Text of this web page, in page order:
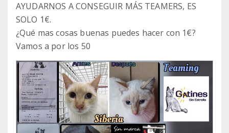
AYUDARNOS A CONSEGUIR MÁS TEAMERS, ES
SOLO 1€.
¿Qué mas cosas buenas puedes hacer con 1€?
Vamos a por los 50